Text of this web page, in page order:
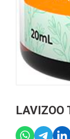
LAVIZOO